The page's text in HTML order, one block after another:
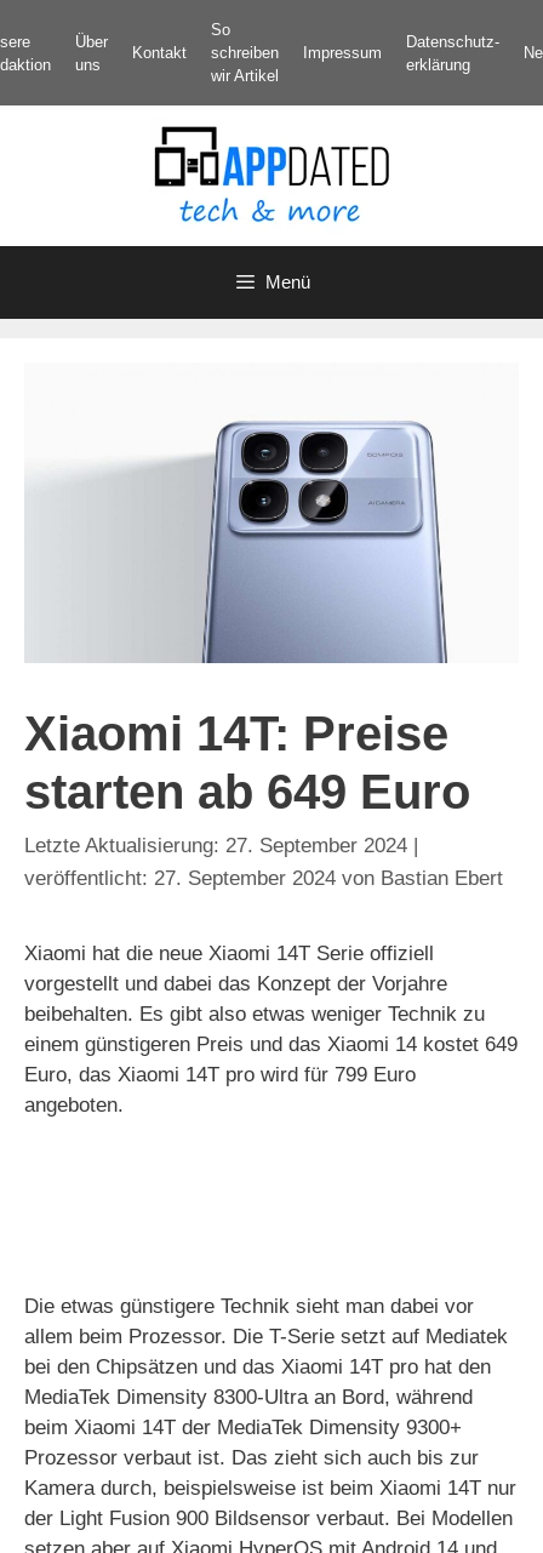
Inhalt
springen
Über
uns
Kontakt
So
schreiben
wir Artikel
Impressum
Datenschutz­
erklärung
Menü
Xiaomi 14T: Preise
starten ab 649 Euro
27. September 2024
27. September 2024 von Bastian Ebert
Xiaomi hat die neue Xiaomi 14T Serie offiziell
vorgestellt und dabei das Konzept der Vorjahre
beibehalten. Es gibt also etwas weniger Technik zu
einem günstigeren Preis und das Xiaomi 14 kostet 649
Euro, das Xiaomi 14T pro wird für 799 Euro
angeboten.
Die etwas günstigere Technik sieht man dabei vor
allem beim Prozessor. Die T-Serie setzt auf Mediatek
bei den Chipsätzen und das Xiaomi 14T pro hat den
MediaTek Dimensity 8300-Ultra an Bord, während
beim Xiaomi 14T der MediaTek Dimensity 9300+
Prozessor verbaut ist. Das zieht sich auch bis zur
Kamera durch, beispielsweise ist beim Xiaomi 14T nur
der Light Fusion 900 Bildsensor verbaut. Bei Modellen
setzen aber auf Xiaomi HyperOS mit Android 14 und